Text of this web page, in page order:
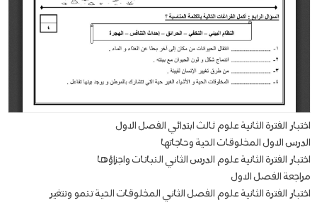
اختبار الفترة الثانية علوم ثالث ابتدائي الفصل الاول
الدرس الاول المخلوقات الحية وحاجاتها
اختبار الفترة الثانية علوم الدرس الثاني النباتات واجزاؤها
مراجعة الفصل الاول
اختبار الفترة الثانية علوم الفصل الثاني المخلوقات الحية تنمو وتتغير